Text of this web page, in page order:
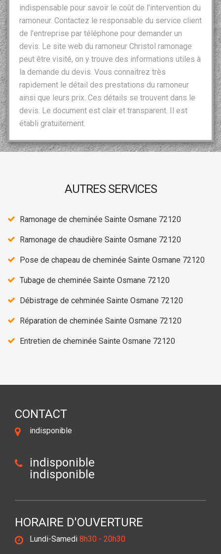
indispensable pour savoir le coût de l’intervention du
ramoneur. Contactez le responsable du service client
de l’entreprise par téléphone pour demander un
devis. Le site web du ramoneur Christol ramonage
peut être visité, on y trouve des informations utiles à
la demande du devis. Vous connaitrez très
rapidement le détail des prestations du ramoneur
ainsi que leurs prix. Ces détails se trouvent dans le
devis. Le document est clair et transparent. Il est
établi gratuitement.
AUTRES SERVICES
Ramonage de cheminée Sainte Osmane 72120
Ramonage de chaudière Sainte Osmane 72120
Pose de chapeau de cheminée Sainte Osmane 72120
Tubage de cheminée Sainte Osmane 72120
Débistrage de cehminée Sainte Osmane 72120
Réparation de cheminée Sainte Osmane 72120
Entretien de cheminée Sainte Osmane 72120
CONTACT
indisponible
indisponible
indisponible
HORAIRE D'OUVERTURE
Lundi-Samedi 8h30 - 20h30